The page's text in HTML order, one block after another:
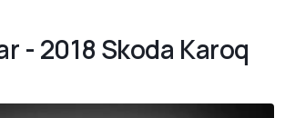
- 2018 Skoda Karoq